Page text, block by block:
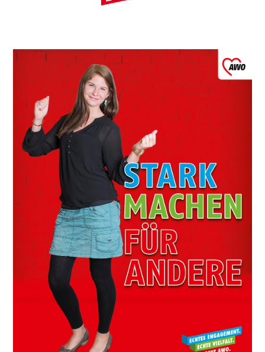
Leitbild
Statut & Satzung AWO
Bundesverband
AWO Unternehmenskodex
Beschlüsse Landeskonferenzen
Geschäftsstelle
Korporative Partner
Die AWO in Mecklenburg Vorpommern
Oft gefragt in Verband
Stellenangebote
Initiative Transparente Zivilgesellschaft
Ehrenamt
Geschäftsstelle
Kinder- und Jugendhilfe